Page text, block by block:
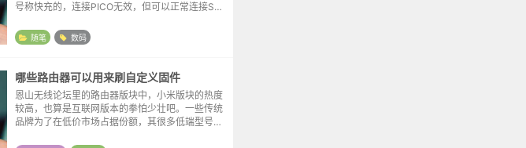
号称快充的，连接PICO无效，但可以正常连接ST
电，无法提供数据传输功能。拆解了一条仅能充电
的...
随笔 数码
哪些路由器可以用来刷自定义固件
恩山无线论坛里的路由器版块中，小米版块的热度
较高，也算是互联网版本的拳怕少壮吧。一些传统
品牌为了在低价市场占据份额，其很多低端型号的